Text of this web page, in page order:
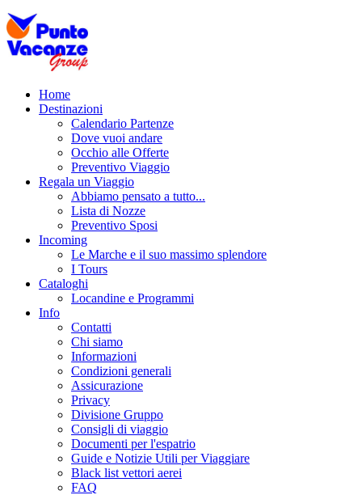
Home
Destinazioni
Calendario Partenze
Dove vuoi andare
Occhio alle Offerte
Preventivo Viaggio
Regala un Viaggio
Abbiamo pensato a tutto...
Lista di Nozze
Preventivo Sposi
Incoming
Le Marche e il suo massimo splendore
I Tours
Cataloghi
Locandine e Programmi
Info
Contatti
Chi siamo
Informazioni
Condizioni generali
Assicurazione
Privacy
Divisione Gruppo
Consigli di viaggio
Documenti per l'espatrio
Guide e Notizie Utili per Viaggiare
Black list vettori aerei
FAQ